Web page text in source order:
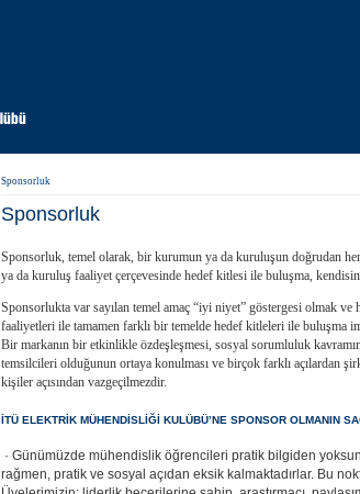
Sponsorluk
Sponsorluk
Sponsorluk, temel olarak, bir kurumun ya da kuruluşun doğrudan
ya da kuruluş faaliyet çerçevesinde hedef kitlesi ile buluşma,
Sponsorlukta var sayılan temel amaç “iyi niyet” göstergesi olmak
faaliyetleri ile tamamen farklı bir temelde hedef kitleleri ile buluşma
Bir markanın bir etkinlikle özdeşleşmesi, sosyal sorumluluk
temsilcileri olduğunun ortaya konulması ve birçok farklı açılardan
kişiler açısından vazgeçilmezdir.
İTÜ ELEKTRİK MÜHENDİSLİĞİ KULÜBÜ’NE SPONSOR OLMANIN
· Günümüzde mühendislik öğrencileri pratik bilgiden
rağmen, pratik ve sosyal açıdan eksik kalmaktadırlar. Bu